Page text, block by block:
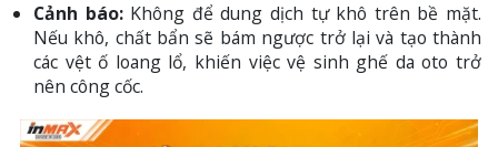
Cảnh báo:Không để dung dịch tự khô trên bề mặt.
Nếu khô, chất bẩn sẽ bám ngược trở lại và tạo thành
các vệt ố loang lổ, khiến việc vệ sinh ghế da oto trở
nên công cốc.